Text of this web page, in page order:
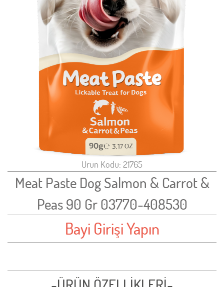
Ürün Kodu: 21765
Meat Paste Dog Salmon & Carrot &
Peas 90 Gr 03770-408530
Bayi Girişi Yapın